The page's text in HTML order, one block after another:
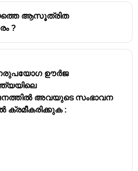
ഈ മന്ത്രാലയത്തിന്റെ
നദികൾ,
സംരക്ഷണം,
ഉറപ്പാക്കൽ, മലിനീകരണം
എന്നിവയുമായി
നടത്തിപ്പിന് മേൽനോട്ടം
ആസൂത്രിത
?
ഊർജ
അവയുടെ സംഭാവന
: